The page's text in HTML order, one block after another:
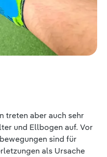
treten aber auch sehr
und Ellbogen auf. Vor
sind für
als Ursache